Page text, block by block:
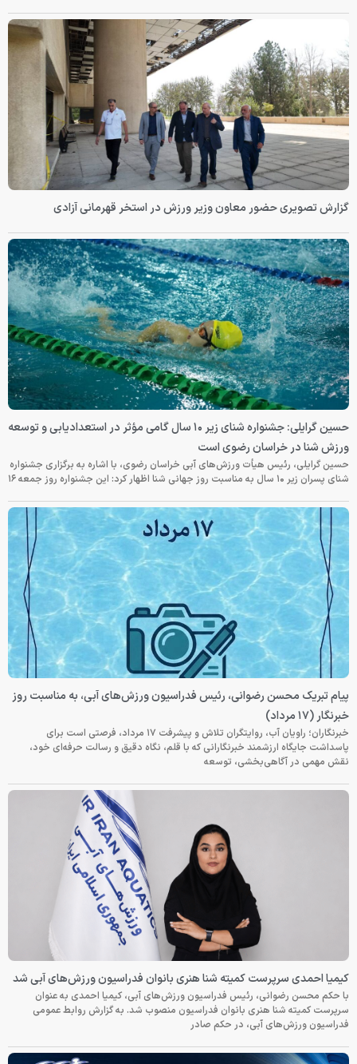
گزارش تصویری حضور معاون وزیر ورزش در استخر قهرمانی آزادی
حسین گرایلی: جشنواره شنای زیر ۱۰ سال گامی مؤثر در استعدادیابی و توسعه
ورزش شنا در خراسان رضوی است
حسین گرایلی، رئیس هیأت ورزش‌های آبی خراسان رضوی، با اشاره به برگزاری جشنواره
شنای پسران زیر ۱۰ سال به مناسبت روز جهانی شنا اظهار کرد: این جشنواره روز جمعه‌ ۱۶
پیام تبریک محسن رضوانی، رئیس فدراسیون ورزش‌های آبی، به مناسبت روز
خبرنگار (۱۷ مرداد)
خبرنگاران؛ راویان آب، روایتگران تلاش و پیشرفت ۱۷ مرداد، فرصتی است برای
پاسداشت جایگاه ارزشمند خبرنگارانی که با قلم، نگاه دقیق و رسالت حرفه‌ای خود،
نقش مهمی در آگاهی‌بخشی، توسعه
کیمیا احمدی سرپرست کمیته شنا هنری بانوان فدراسیون ورزش‌های آبی شد
با حکم محسن رضوانی، رئیس فدراسیون ورزش‌های آبی، کیمیا احمدی به عنوان
سرپرست کمیته شنا هنری بانوان فدراسیون منصوب شد. به گزارش روابط عمومی
فدراسیون ورزش‌های آبی، در حکم صادر